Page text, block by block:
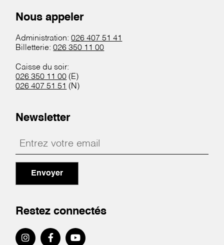
Nous appeler
Administration:026 407 51 41
Billetterie:026 350 11 00
Caisse du soir:
026 350 11 00 (E)
026 407 51 51 (N)
Newsletter
Envoyer
Restez connectés